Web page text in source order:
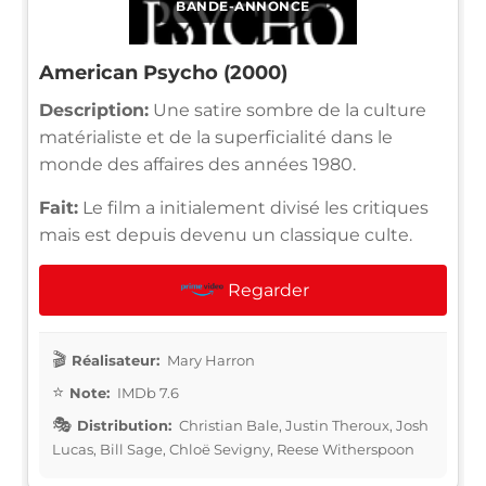
BANDE-ANNONCE
American Psycho (2000)
Description: Une satire sombre de la culture
matérialiste et de la superficialité dans le
monde des affaires des années 1980.
Fait: Le film a initialement divisé les critiques
mais est depuis devenu un classique culte.
Regarder
Réalisateur: Mary Harron
Note: IMDb 7.6
Distribution: Christian Bale, Justin Theroux, Josh
Lucas, Bill Sage, Chloë Sevigny, Reese Witherspoon